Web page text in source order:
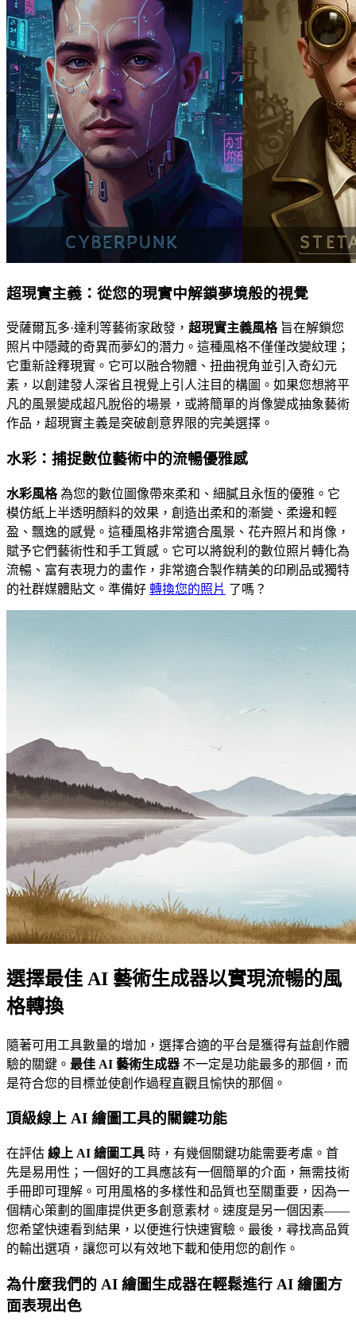
超現實主義：從您的現實中解鎖夢境般的視覺
受薩爾瓦多·達利等藝術家啟發， 超現實主義風格旨在解鎖您
照片中隱藏的奇異而夢幻的潛力。這種風格不僅僅改變紋理；
它重新詮釋現實。它可以融合物體、扭曲視角並引入奇幻元
素，以創建發人深省且視覺上引人注目的構圖。如果您想將平
凡的風景變成超凡脫俗的場景，或將簡單的肖像變成抽象藝術
作品，超現實主義是突破創意界限的完美選擇。
水彩：捕捉數位藝術中的流暢優雅感
水彩風格為您的數位圖像帶來柔和、細膩且永恆的優雅。它
模仿紙上半透明顏料的效果，創造出柔和的漸變、柔邊和輕
盈、飄逸的感覺。這種風格非常適合風景、花卉照片和肖像，
賦予它們藝術性和手工質感。它可以將銳利的數位照片轉化為
流暢、富有表現力的畫作，非常適合製作精美的印刷品或獨特
的社群媒體貼文。準備好 轉換您的照片 了嗎？
選擇最佳 AI 藝術生成器以實現流暢的風
格轉換
隨著可用工具數量的增加，選擇合適的平台是獲得有益創作體
驗的關鍵。 最佳 AI 藝術生成器 不一定是功能最多的那個，而
是符合您的目標並使創作過程直觀且愉快的那個。
頂級線上 AI 繪圖工具的關鍵功能
在評估 線上 AI 繪圖工具 時，有幾個關鍵功能需要考慮。首
先是易用性；一個好的工具應該有一個簡單的介面，無需技術
手冊即可理解。可用風格的多樣性和品質也至關重要，因為一
個精心策劃的圖庫提供更多創意素材。速度是另一個因素——
您希望快速看到結果，以便進行快速實驗。最後，尋找高品質
的輸出選項，讓您可以有效地下載和使用您的創作。
為什麼我們的 AI 繪圖生成器在輕鬆進行 AI 繪圖方
面表現出色